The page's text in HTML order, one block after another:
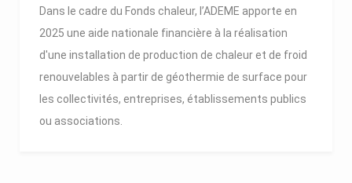
Dans le cadre du Fonds chaleur, l’ADEME apporte en
2025 une aide nationale financière à la réalisation
d'une installation de production de chaleur et de froid
renouvelables à partir de géothermie de surface pour
les collectivités, entreprises, établissements publics
ou associations.